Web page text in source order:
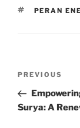
TAGS
PERAN
Previous
Post
PREVIOUS
Surya: A